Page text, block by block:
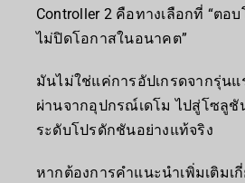
Controller 2 คือทางเลือกที่ “ตอ
ไม่ปิดโอกาสในอนาคต”
มันไม่ใช่แค่การอัปเกรดจากรุ่น
ผ่านจากอุปกรณ์เดโม ไปสู่โซลูชั
ระดับโปรดักชันอย่างแท้จริง
หากต้องการคำแนะนำเพิ่มเติมเ